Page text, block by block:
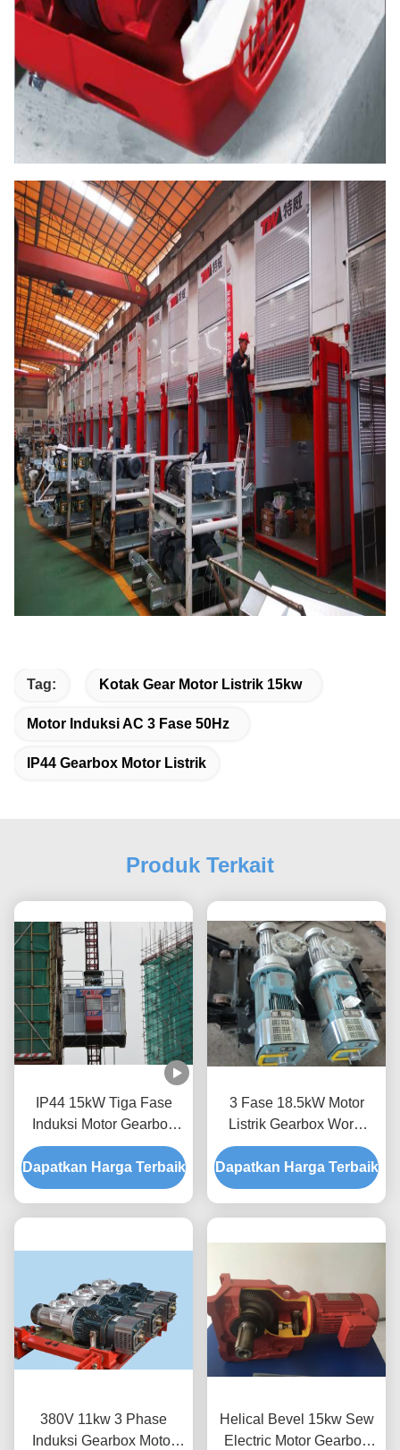
Tag: Kotak Gear Motor Listrik 15kw
Motor Induksi AC 3 Fase 50Hz
IP44 Gearbox Motor Listrik
Produk Terkait
IP44 15kW Tiga Fase
Induksi Motor Gearbox
Standar IEC
Dapatkan Harga Terbaik
3 Fase 18.5kW Motor
Listrik Gearbox Worm
Jenis Untuk Bangunan
Lift
Dapatkan Harga Terbaik
380V 11kw 3 Phase
Induksi Gearbox Motor
Helical Bevel 15kw Sew
Electric Motor Gearbox